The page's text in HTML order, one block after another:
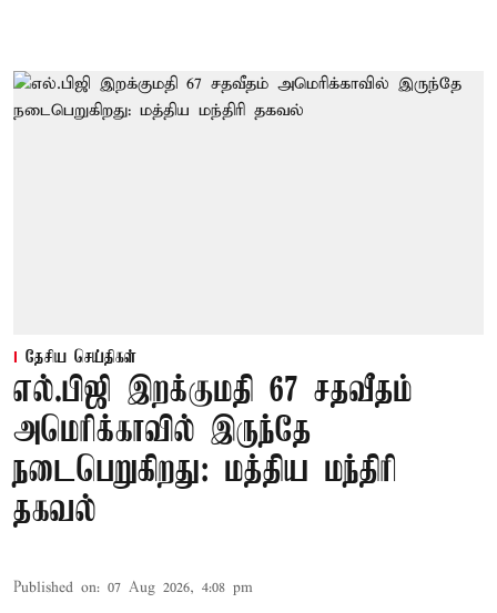
தேசிய செய்திகள்
எல்.பிஜி இறக்குமதி 67 சதவீதம்
அமெரிக்காவில் இருந்தே
நடைபெறுகிறது: மத்திய மந்திரி
தகவல்
Published on: 07 Aug 2026, 4:08 pm